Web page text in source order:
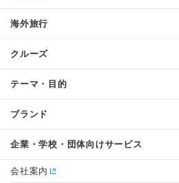
海外旅行
クルーズ
テーマ・目的
ブランド
企業・学校・団体向けサービス
会社案内